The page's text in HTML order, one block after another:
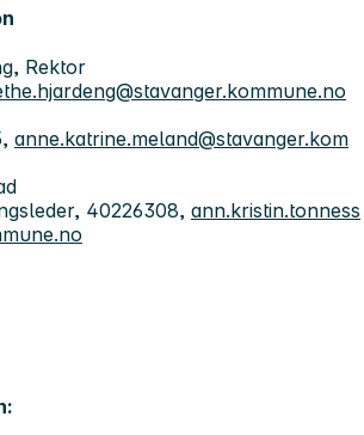
Rektor
anne.katrine.meland@stavanger.kom
40226308, ann.kristin.tonness